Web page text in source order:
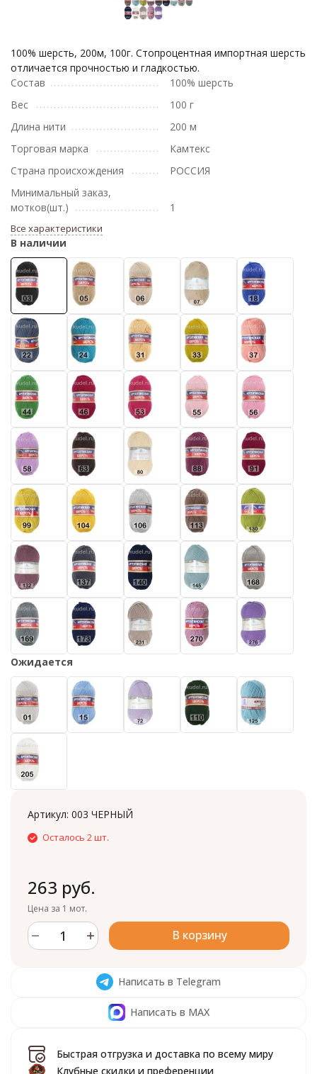
100% шерсть, 200м, 100г. Стопроцентная импортная шерсть
отличается прочностью и гладкостью.
Состав
100% шерсть
Вес
100 г
Длина нити
200 м
Торговая марка
Камтекс
Страна происхождения
РОССИЯ
Минимальный заказ,
мотков(шт.)
1
Все характеристики
В наличии
Ожидается
Артикул: 003 ЧЕРНЫЙ
Осталось 2 шт.
263 руб.
Цена за 1 мот.
В корзину
Написать в Telegram
Написать в MAX
Быстрая отгрузка и доставка по всему миру
Клубные скидки и преференции